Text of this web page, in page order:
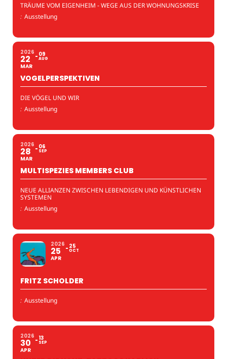
TRÄUME VOM EIGENHEIM - WEGE AUS DER WOHNUNGSKRISE
: Ausstellung
2026
22
MAR
09
AUG
VOGELPERSPEKTIVEN
DIE VÖGEL UND WIR
: Ausstellung
2026
28
MAR
06
SEP
MULTISPEZIES MEMBERS CLUB
NEUE ALLIANZEN ZWISCHEN LEBENDIGEN UND KÜNSTLICHEN
SYSTEMEN
: Ausstellung
2026
25
APR
25
OCT
FRITZ SCHOLDER
: Ausstellung
2026
30
APR
13
SEP